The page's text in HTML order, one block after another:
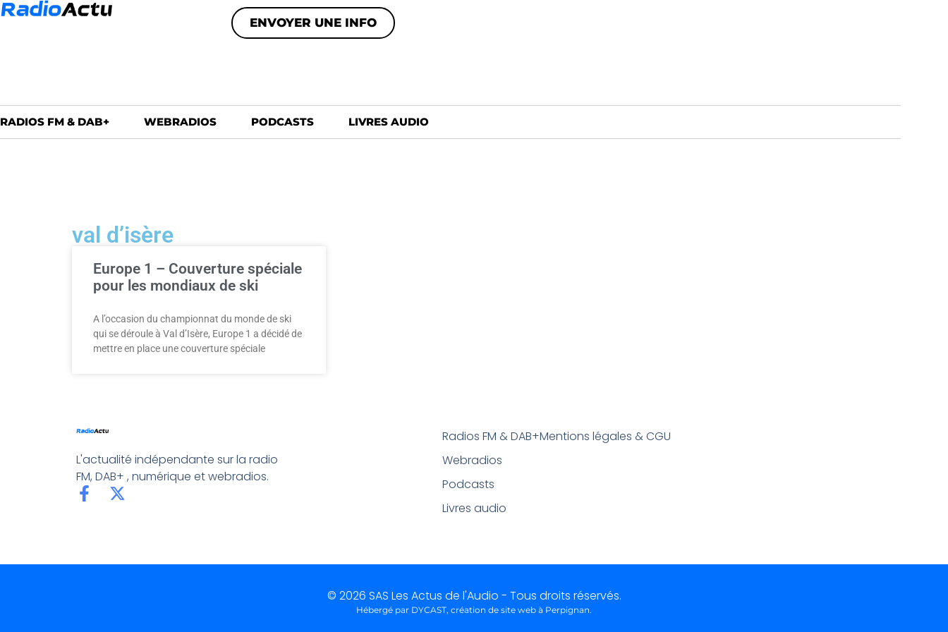
ENVOYER UNE INFO
RADIOS FM & DAB+ WEBRADIOS PODCASTS LIVRES AUDIO
val d’isère
Europe 1 – Couverture spéciale
pour les mondiaux de ski
A l’occasion du championnat du monde de ski
qui se déroule à Val d’Isère, Europe 1 a décidé de
mettre en place une couverture spéciale
L'actualité indépendante sur la radio
FM, DAB+ , numérique et webradios.
Radios FM & DAB+
Webradios
Podcasts
Livres audio
Mentions légales & CGU
© 2026 SAS Les Actus de l'Audio - Tous droits réservés.
Hébergé par DYCAST, création de site web à Perpignan.